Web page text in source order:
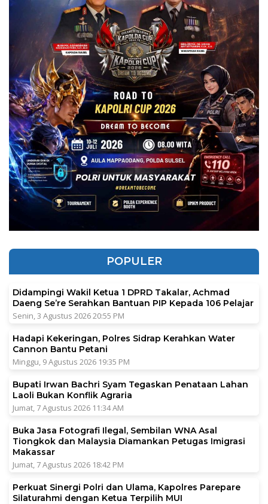
POPULER
Didampingi Wakil Ketua 1 DPRD Takalar, Achmad
Daeng Se’re Serahkan Bantuan PIP Kepada 106 Pelajar
Senin, 3 Agustus 2026 20:55 PM
Hadapi Kekeringan, Polres Sidrap Kerahkan Water
Cannon Bantu Petani
Minggu, 9 Agustus 2026 19:35 PM
Bupati Irwan Bachri Syam Tegaskan Penataan Lahan
Laoli Bukan Konflik Agraria
Jumat, 7 Agustus 2026 11:34 AM
Buka Jasa Fotografi Ilegal, Sembilan WNA Asal
Tiongkok dan Malaysia Diamankan Petugas Imigrasi
Makassar
Jumat, 7 Agustus 2026 18:42 PM
Perkuat Sinergi Polri dan Ulama, Kapolres Parepare
Silaturahmi dengan Ketua Terpilih MUI